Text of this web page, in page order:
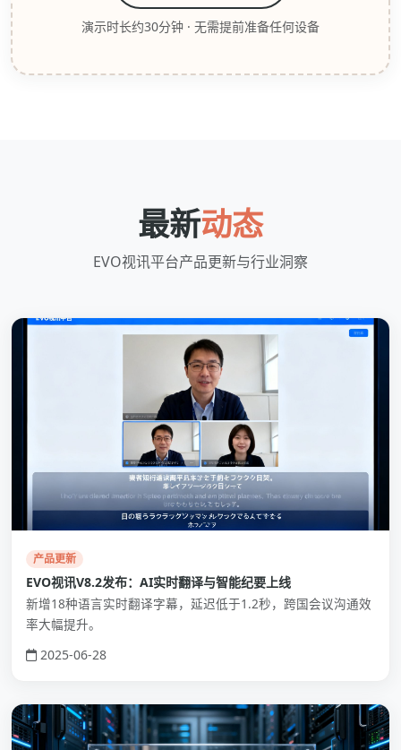
演示时长约30分钟 · 无需提前准备任何设备
最新动态
EVO视讯平台产品更新与行业洞察
产品更新
EVO视讯V8.2发布：AI实时翻译与智能纪要上线
新增18种语言实时翻译字幕，延迟低于1.2秒，跨国会议沟通效
率大幅提升。
2025-06-28